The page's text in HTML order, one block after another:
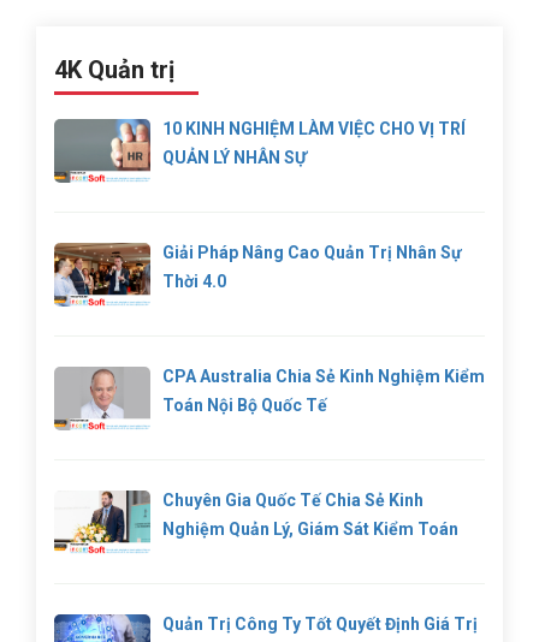
4K Quản trị
10 KINH NGHIỆM LÀM VIỆC CHO VỊ TRÍ
QUẢN LÝ NHÂN SỰ
Giải Pháp Nâng Cao Quản Trị Nhân Sự
Thời 4.0
CPA Australia Chia Sẻ Kinh Nghiệm Kiểm
Toán Nội Bộ Quốc Tế
Chuyên Gia Quốc Tế Chia Sẻ Kinh
Nghiệm Quản Lý, Giám Sát Kiểm Toán
Quản Trị Công Ty Tốt Quyết Định Giá Trị